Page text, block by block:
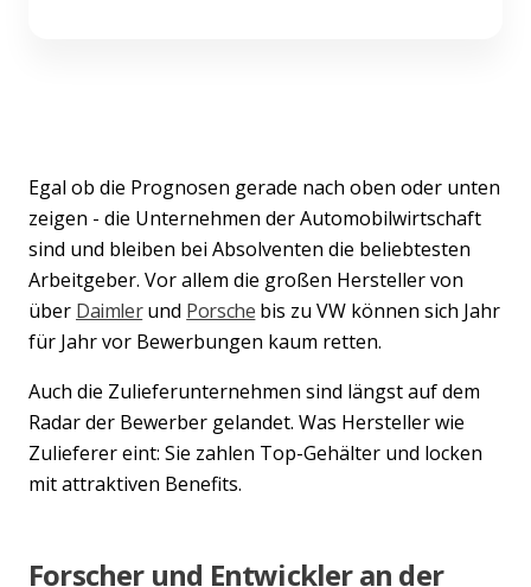
Egal ob die Prognosen gerade nach oben oder unten
zeigen - die Unternehmen der Automobilwirtschaft
sind und bleiben bei Absolventen die beliebtesten
Arbeitgeber. Vor allem die großen Hersteller von
über Daimlerund Porsche bis zu VW können sich Jahr
für Jahr vor Bewerbungen kaum retten.
Auch die Zulieferunternehmen sind längst auf dem
Radar der Bewerber gelandet. Was Hersteller wie
Zulieferer eint: Sie zahlen Top-Gehälter und locken
mit attraktiven Benefits.
Forscher und Entwickler an der